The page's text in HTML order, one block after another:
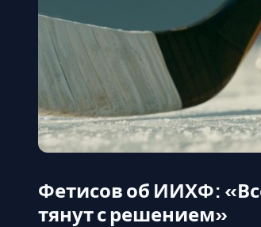
Фетисов об ИИХФ:
тянут с решением»